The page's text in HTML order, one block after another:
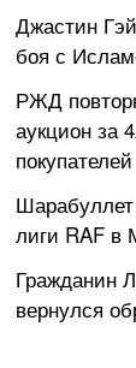
Джастин
боя с
РЖД
аукцион за
покупателей
лиги RAF в
Гражданин
вернулся